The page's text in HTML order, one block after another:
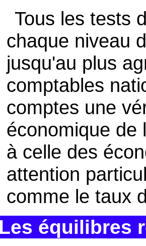
Tous les tests
chaque niveau
jusqu'au plus
comptables
comptes une
économique de
à celle des
attention
comme le taux
équilibres